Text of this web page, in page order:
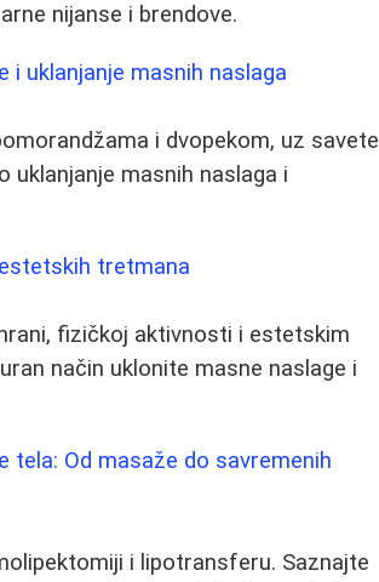
nijanse i brendove.
uklanjanje masnih naslaga
i dvopekom, uz savete
masnih naslaga i
tretmana
fizičkoj aktivnosti i estetskim
način uklonite masne naslage i
tela: Od masaže do savremenih
i lipotransferu. Saznajte